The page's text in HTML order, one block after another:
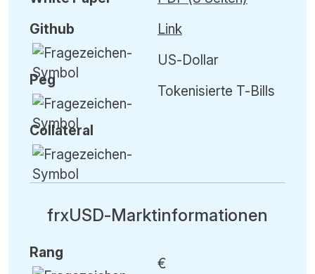
Github
Peg
Collateral
Link
US-Dollar
Tokenisierte T-Bills
frxUSD-Marktinformationen
Rang
€